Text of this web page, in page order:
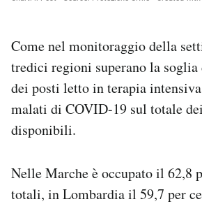
Come nel monitoraggio della
tredici regioni superano la soglia
dei posti letto in terapia
malati di COVID-19 sul totale
disponibili.
Nelle Marche è occupato il 62,8
totali, in Lombardia il 59,7 per